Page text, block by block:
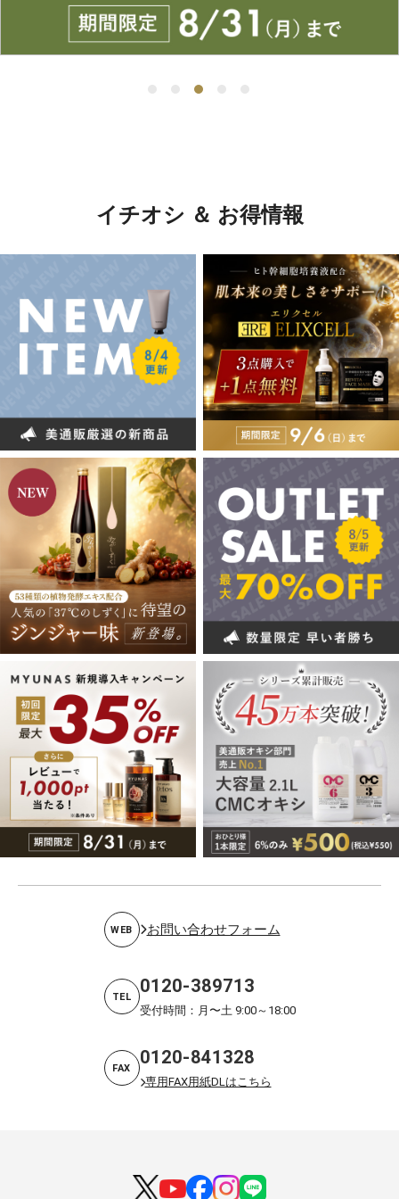
イチオシ ＆ お得情報
WEB お問い合わせフォーム
TEL 0120-389713
受付時間：月〜土 9:00～18:00
FAX 0120-841328
専用FAX用紙DLはこちら